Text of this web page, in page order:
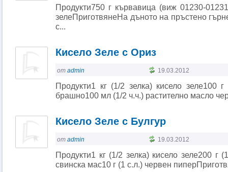
Продукти750 г кървавица (виж 01230-
зелеПриготвянеНа дъното на пръстено
с...
Кисело Зеле с Ориз
от admin 19.03.2012
Продукти1 кг (1/2 зелка) кисело зеле100
брашно100 мл (1/2 ч.ч.) растително масло
Кисело Зеле с Булгур
от admin 19.03.2012
Продукти1 кг (1/2 зелка) кисело зеле200 г
свинска мас10 г (1 с.л.) червен